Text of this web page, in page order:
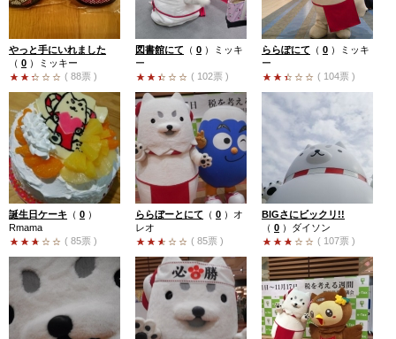
やっと手にいれました
（ 0 ）
ミッキー
( 88票 )
図書館にて （ 0 ）
ミッキ
ー
( 102票 )
ららぽにて （ 0 ）
ミッキ
ー
( 104票 )
誕生日ケーキ （ 0 ）
Rmama
( 85票 )
ららぼーとにて （ 0 ） オ
レオ
( 85票 )
BIGさにビックリ!!
（ 0 ） ダイソン
( 107票 )